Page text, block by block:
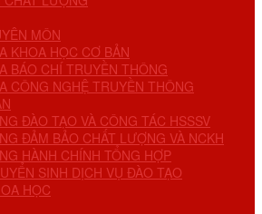
MÔN
KHOA HỌC CƠ BẢN
BÁO CHÍ TRUYỀN THÔNG
CÔNG NGHỆ TRUYỀN THÔNG
ĐÀO TẠO VÀ CÔNG TÁC HSSSV
ĐẢM BẢO CHẤT LƯỢNG VÀ NCKH
HÀNH CHÍNH TỔNG HỢP
SINH DỊCH VỤ ĐÀO TẠO
HỌC